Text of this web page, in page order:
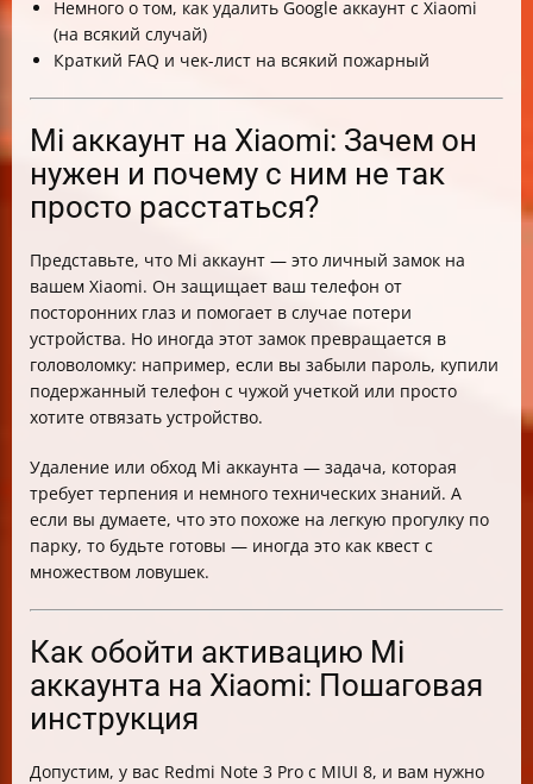
Немного о том, как удалить Google аккаунт с Xiaomi
(на всякий случай)
Краткий FAQ и чек-лист на всякий пожарный
Mi аккаунт на Xiaomi: Зачем он
нужен и почему с ним не так
просто расстаться?
Представьте, что Mi аккаунт — это личный замок на
вашем Xiaomi. Он защищает ваш телефон от
посторонних глаз и помогает в случае потери
устройства. Но иногда этот замок превращается в
головоломку: например, если вы забыли пароль, купили
подержанный телефон с чужой учеткой или просто
хотите отвязать устройство.
Удаление или обход Mi аккаунта — задача, которая
требует терпения и немного технических знаний. А
если вы думаете, что это похоже на легкую прогулку по
парку, то будьте готовы — иногда это как квест с
множеством ловушек.
Как обойти активацию Mi
аккаунта на Xiaomi: Пошаговая
инструкция
Допустим, у вас Redmi Note 3 Pro с MIUI 8, и вам нужно